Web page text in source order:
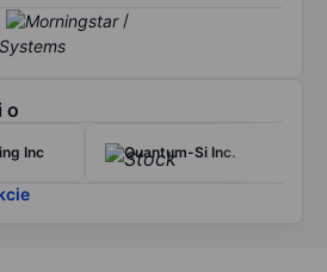
/
o
Inc Quantum-Si Inc.